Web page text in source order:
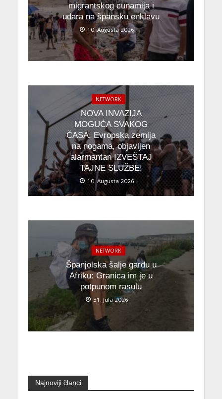
migrantskog cunamija i
udara na špansku enklavu
10. Augusta 2026.
NETWORK
NOVA INVAZIJA
MOGUĆA SVAKOG
ČASA: Evropska zemlja
na nogama, objavljen
alarmantan IZVEŠTAJ
TAJNE SLUŽBE!
10. Augusta 2026.
NETWORK
Španjolska šalje gardu u
Afriku: Granica im je u
potpunom rasulu
31. Jula 2026.
Najnoviji članci